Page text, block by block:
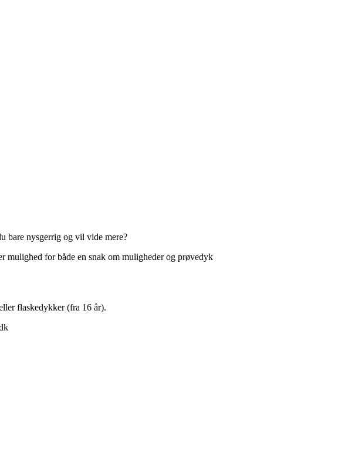
bare nysgerrig og vil vide mere?
mulighed for både en snak om muligheder og prøvedyk
flaskedykker (fra 16 år).